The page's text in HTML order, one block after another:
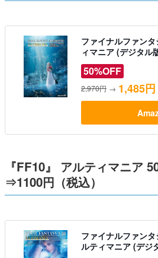
ファイナルファン
ィマニア (デジタル
50%OFF
2,970円 → 1,485円
『FF10』 アルティマニア
⇒1100円（税込）
ファイナルファン
ルティマニア (デジ